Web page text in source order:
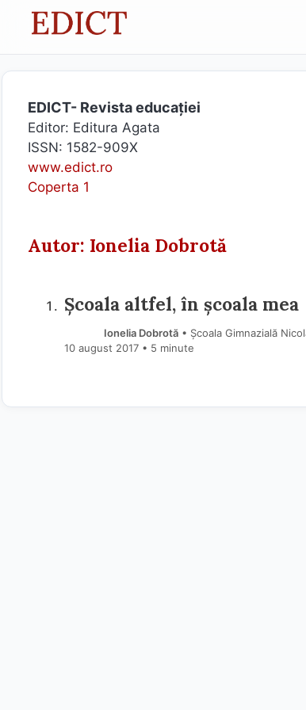
EDICT- Revista educației
Editor: Editura Agata
ISSN: 1582-909X
www.edict.ro
Coperta 1
Autor: Ionelia Dobrotă
Şcoala altfel, în școala mea
Ionelia Dobrotă• Şcoala Gimnazială
10 august 2017 • 5 minute